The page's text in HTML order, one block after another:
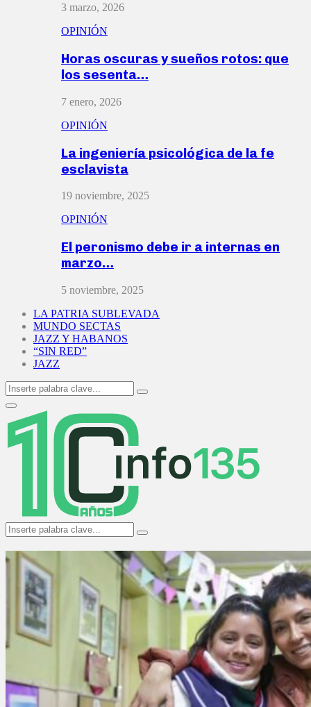
3 marzo, 2026
OPINIÓN
Horas oscuras y sueños rotos: que
los sesenta…
7 enero, 2026
OPINIÓN
La ingeniería psicológica de la fe
esclavista
19 noviembre, 2025
OPINIÓN
El peronismo debe ir a internas en
marzo…
5 noviembre, 2025
LA PATRIA SUBLEVADA
MUNDO SECTAS
JAZZ Y HABANOS
“SIN RED”
JAZZ
Search
for:
Search
Primary
Menu
Search
for:
Search